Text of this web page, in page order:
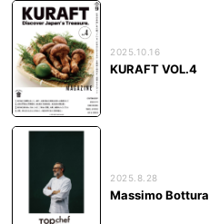
2025.10.16
KURAFT VOL.4
2025.8.28
Massimo Bottura